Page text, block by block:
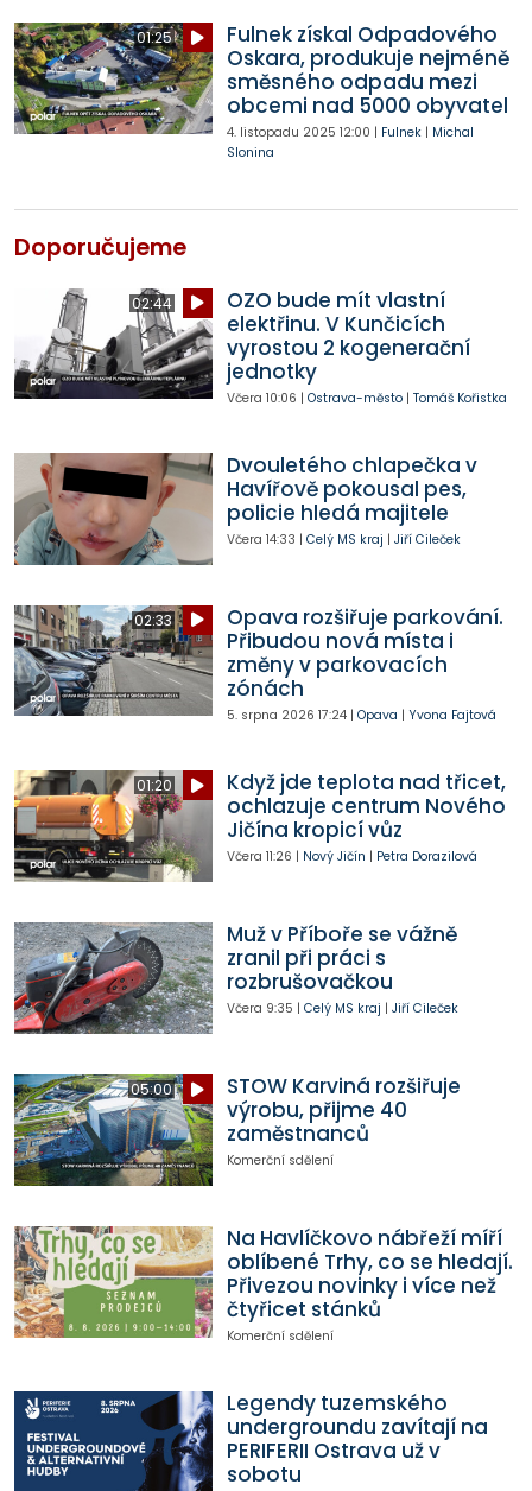
01:25
Fulnek získal Odpadového
Oskara, produkuje nejméně
směsného odpadu mezi
obcemi nad 5000 obyvatel
4. listopadu 2025 12:00 | Fulnek| Michal
Slonina
Doporučujeme
02:44
OZO bude mít vlastní
elektřinu. V Kunčicích
vyrostou 2 kogenerační
jednotky
Včera 10:06 | Ostrava-město| Tomáš Kořistka
Dvouletého chlapečka v
Havířově pokousal pes,
policie hledá majitele
Včera 14:33 | Celý MS kraj | Jiří Cileček
02:33
Opava rozšiřuje parkování.
Přibudou nová místa i
změny v parkovacích
zónách
5. srpna 2026 17:24| Opava | Yvona Fajtová
01:20
Když jde teplota nad třicet,
ochlazuje centrum Nového
Jičína kropicí vůz
Včera 11:26 | Nový Jičín | Petra Dorazilová
Muž v Příboře se vážně
zranil při práci s
rozbrušovačkou
Včera 9:35 | Celý MS kraj | Jiří Cileček
05:00
STOW Karviná rozšiřuje
výrobu, přijme 40
zaměstnanců
Komerční sdělení
Na Havlíčkovo nábřeží míří
oblíbené Trhy, co se hledají.
Přivezou novinky i více než
čtyřicet stánků
Komerční sdělení
Legendy tuzemského
undergroundu zavítají na
PERIFERII Ostrava už v
sobotu